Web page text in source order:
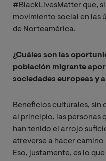
#BlackLivesMatter que,
movimiento social en las
de Norteamérica.
¿Cuáles son las
población migrante
sociedades europeas y
Beneficios culturales, sin
al principio, las personas
han tenido el arrojo
atreverse a hacer
Eso, justamente, es lo